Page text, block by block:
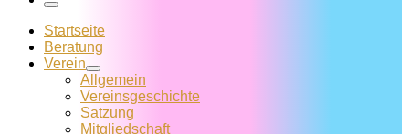
Menü
Startseite
Beratung
Verein
Allgemein
Vereins­geschichte
Satzung
Mitglied­schaft